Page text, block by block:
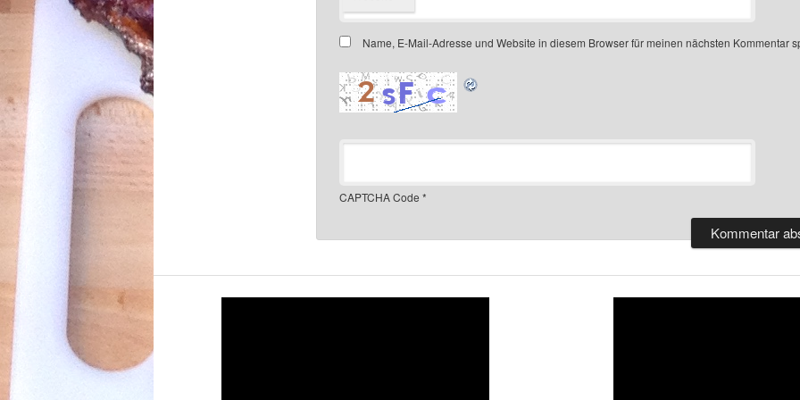
Name, E-Mail-Adresse und Website in diesem Browser für meinen nächsten Kommentar
CAPTCHA Code *